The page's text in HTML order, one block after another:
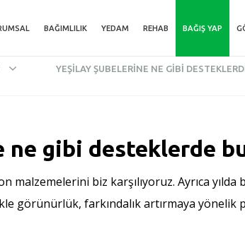
BAĞIMLILIK YEDAM REHAB BAĞIŞ YAP
YEŞILAY ŞUBELERINE NE GIBI
ne gibi desteklerde
malzemelerini biz karşılıyoruz. Ayrıca
görünürlük, farkındalık artırmaya yönelik